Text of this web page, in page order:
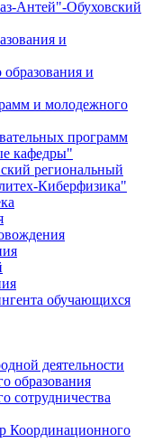
Антей"-Обуховский
и
и
и молодежного
программ
кафедры"
региональный
Киберфизика"
обучающихся
деятельности
образования
сотрудничества
Координационного